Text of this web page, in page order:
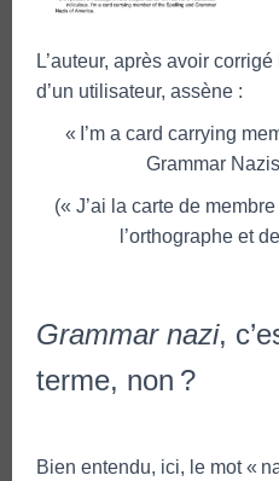
L’auteur, après avoir
d’un utilisateur, assène :
« I’m a card carrying
Grammar
(« J’ai la carte de
l’orthographe et
Grammar nazi,
terme, non ?
Bien entendu, ici, le mot «